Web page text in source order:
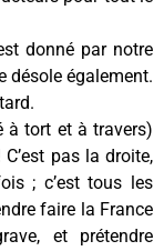
donné par notre
désole également.
à tort et à travers)
pas la droite,
; c’est tous les
faire la France
et prétendre